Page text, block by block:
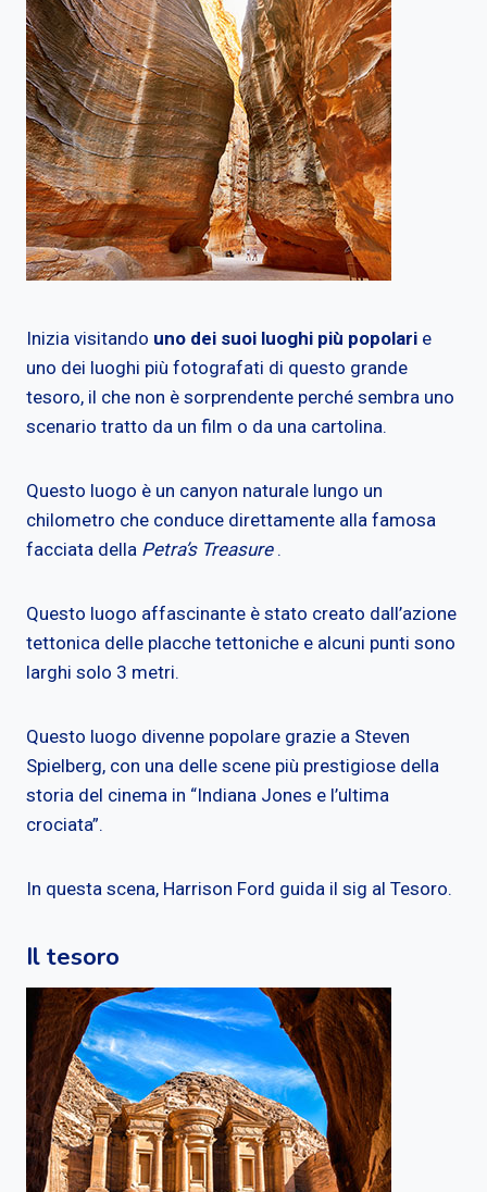
Inizia visitando uno dei suoi luoghi più popolari e
uno dei luoghi più fotografati di questo grande
tesoro, il che non è sorprendente perché sembra uno
scenario tratto da un film o da una cartolina.
Questo luogo è un canyon naturale lungo un
chilometro che conduce direttamente alla famosa
facciata della Petra’s Treasure.
Questo luogo affascinante è stato creato dall’azione
tettonica delle placche tettoniche e alcuni punti sono
larghi solo 3 metri.
Questo luogo divenne popolare grazie a Steven
Spielberg, con una delle scene più prestigiose della
storia del cinema in “Indiana Jones e l’ultima
crociata”.
In questa scena, Harrison Ford guida il sig al Tesoro.
Il tesoro